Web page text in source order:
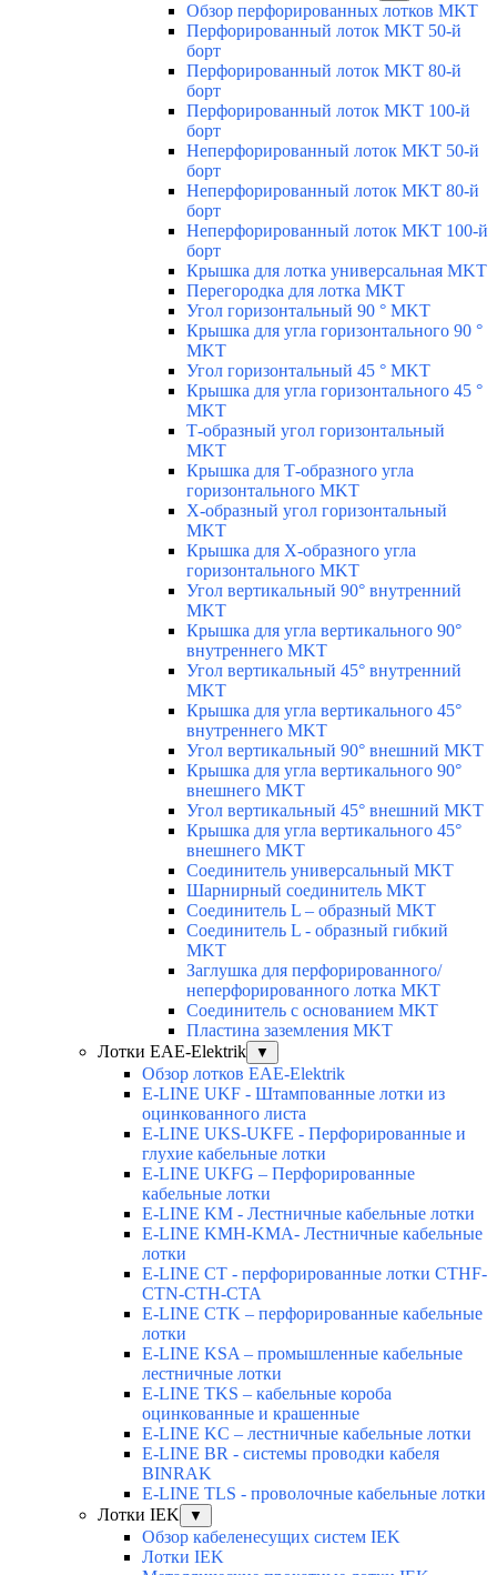
Обзор перфорированных лотков MKT
Перфорированный лоток MKT 50-й
борт
Перфорированный лоток MKT 80-й
борт
Перфорированный лоток MKT 100-й
борт
Неперфорированный лоток MKT 50-й
борт
Неперфорированный лоток MKT 80-й
борт
Неперфорированный лоток MKT 100-й
борт
Крышка для лотка универсальная MKT
Перегородка для лотка MKT
Угол горизонтальный 90 ° MKT
Крышка для угла горизонтального 90 °
MKT
Угол горизонтальный 45 ° MKT
Крышка для угла горизонтального 45 °
MKT
Т-образный угол горизонтальный
MKT
Крышка для Т-образного угла
горизонтального MKT
Х-образный угол горизонтальный
MKT
Крышка для Х-образного угла
горизонтального MKT
Угол вертикальный 90° внутренний
MKT
Крышка для угла вертикального 90°
внутреннего MKT
Угол вертикальный 45° внутренний
MKT
Крышка для угла вертикального 45°
внутреннего MKT
Угол вертикальный 90° внешний MKT
Крышка для угла вертикального 90°
внешнего MKT
Угол вертикальный 45° внешний MKT
Крышка для угла вертикального 45°
внешнего MKT
Соединитель универсальный MKT
Шарнирный соединитель MKT
Соединитель L – образный MKT
Соединитель L - образный гибкий
MKT
Заглушка для перфорированного/
неперфорированного лотка MKT
Соединитель с основанием MKT
Пластина заземления MKT
Лотки EAE-Elektrik
▼
Обзор лотков EAE-Elektrik
E-LINE UKF - Штампованные лотки из
оцинкованного листа
E-LINE UKS-UKFE - Перфорированные и
глухие кабельные лотки
E-LINE UKFG – Перфорированные
кабельные лотки
E-LINE KM - Лестничные кабельные лотки
E-LINE KMH-KMA- Лестничные кабельные
лотки
E-LINE CT - перфорированные лотки CTHF-
CTN-CTH-CTA
E-LINE CTK – перфорированные кабельные
лотки
E-LINE KSA – промышленные кабельные
лестничные лотки
E-LINE TKS – кабельные короба
оцинкованные и крашенные
E-LINE KC – лестничные кабельные лотки
E-LINE BR - системы проводки кабеля
BINRAK
E-LINE TLS - проволочные кабельные лотки
Лотки IEK
▼
Обзор кабеленесущих систем IEK
Лотки IEK